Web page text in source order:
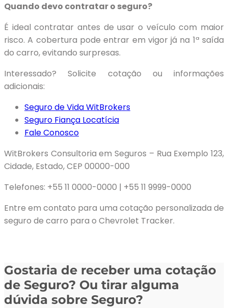
Quando devo contratar o seguro?
É ideal contratar antes de usar o veículo com maior
risco. A cobertura pode entrar em vigor já na 1ª saída
do carro, evitando surpresas.
Interessado? Solicite cotação ou informações
adicionais:
Seguro de Vida WitBrokers
Seguro Fiança Locatícia
Fale Conosco
WitBrokers Consultoria em Seguros – Rua Exemplo 123,
Cidade, Estado, CEP 00000-000
Telefones: +55 11 0000-0000 | +55 11 9999-0000
Entre em contato para uma cotação personalizada de
seguro de carro para o Chevrolet Tracker.
Gostaria de receber uma cotação
de Seguro? Ou tirar alguma
dúvida sobre Seguro?